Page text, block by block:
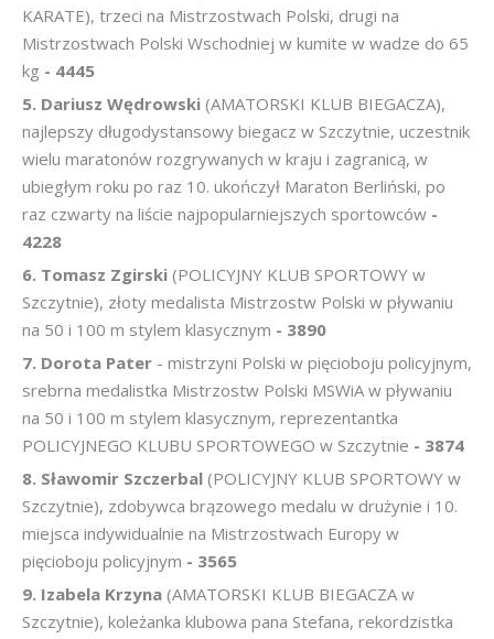
KARATE), trzeci na Mistrzostwach Polski, drugi na
Mistrzostwach Polski Wschodniej w kumite w wadze do 65
kg - 4445
5. Dariusz Wędrowski (AMATORSKI KLUB BIEGACZA),
najlepszy długodystansowy biegacz w Szczytnie, uczestnik
wielu maratonów rozgrywanych w kraju i zagranicą, w
ubiegłym roku po raz 10. ukończył Maraton Berliński, po
raz czwarty na liście najpopularniejszych sportowców -
4228
6. Tomasz Zgirski (POLICYJNY KLUB SPORTOWY w
Szczytnie), złoty medalista Mistrzostw Polski w pływaniu
na 50 i 100 m stylem klasycznym - 3890
7. Dorota Pater - mistrzyni Polski w pięcioboju policyjnym,
srebrna medalistka Mistrzostw Polski MSWiA w pływaniu
na 50 i 100 m stylem klasycznym, reprezentantka
POLICYJNEGO KLUBU SPORTOWEGO w Szczytnie - 3874
8. Sławomir Szczerbal (POLICYJNY KLUB SPORTOWY w
Szczytnie), zdobywca brązowego medalu w drużynie i 10.
miejsca indywidualnie na Mistrzostwach Europy w
pięcioboju policyjnym - 3565
9. Izabela Krzyna (AMATORSKI KLUB BIEGACZA w
Szczytnie), koleżanka klubowa pana Stefana, rekordzistka